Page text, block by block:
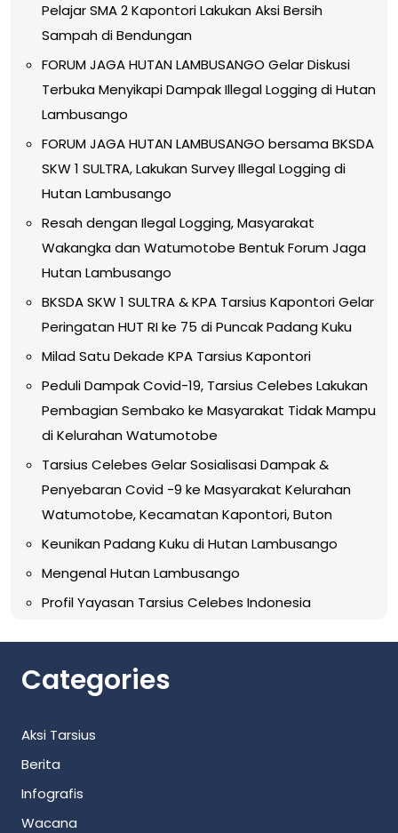
Pelajar SMA 2 Kapontori Lakukan Aksi Bersih
Sampah di Bendungan
FORUM JAGA HUTAN LAMBUSANGO Gelar Diskusi
Terbuka Menyikapi Dampak Illegal Logging di Hutan
Lambusango
FORUM JAGA HUTAN LAMBUSANGO bersama BKSDA
SKW 1 SULTRA, Lakukan Survey Illegal Logging di
Hutan Lambusango
Resah dengan Ilegal Logging, Masyarakat
Wakangka dan Watumotobe Bentuk Forum Jaga
Hutan Lambusango
BKSDA SKW 1 SULTRA & KPA Tarsius Kapontori Gelar
Peringatan HUT RI ke 75 di Puncak Padang Kuku
Milad Satu Dekade KPA Tarsius Kapontori
Peduli Dampak Covid-19, Tarsius Celebes Lakukan
Pembagian Sembako ke Masyarakat Tidak Mampu
di Kelurahan Watumotobe
Tarsius Celebes Gelar Sosialisasi Dampak &
Penyebaran Covid -9 ke Masyarakat Kelurahan
Watumotobe, Kecamatan Kapontori, Buton
Keunikan Padang Kuku di Hutan Lambusango
Mengenal Hutan Lambusango
Profil Yayasan Tarsius Celebes Indonesia
Categories
Aksi Tarsius
Berita
Infografis
Wacana